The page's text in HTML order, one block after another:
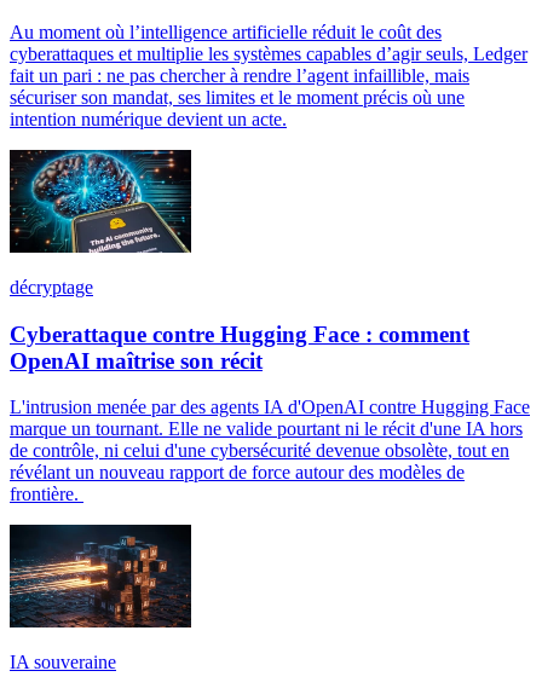
Au moment où l’intelligence artificielle réduit le coût des
cyberattaques et multiplie les systèmes capables d’agir seuls, Ledger
fait un pari : ne pas chercher à rendre l’agent infaillible, mais
sécuriser son mandat, ses limites et le moment précis où une
intention numérique devient un acte.
décryptage
Cyberattaque contre Hugging Face : comment
OpenAI maîtrise son récit
L'intrusion menée par des agents IA d'OpenAI contre Hugging Face
marque un tournant. Elle ne valide pourtant ni le récit d'une IA hors
de contrôle, ni celui d'une cybersécurité devenue obsolète, tout en
révélant un nouveau rapport de force autour des modèles de
frontière.
IA souveraine